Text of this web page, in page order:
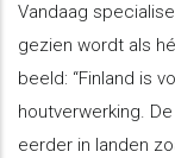
Vandaag
gezien wordt als
beeld: “Finland is
houtverwerking.
eerder in landen